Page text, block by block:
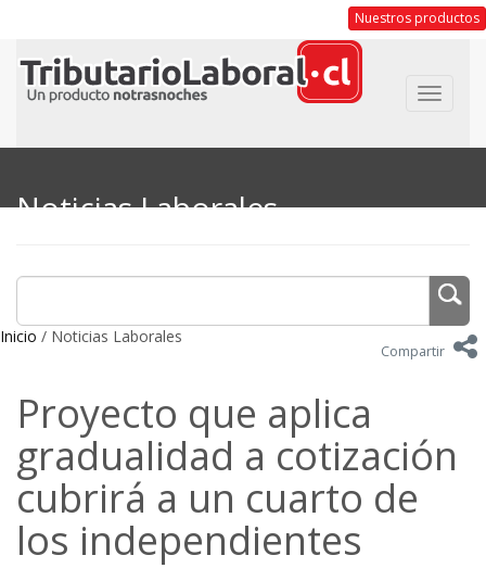
Nuestros productos
Toggle
Noticias Laborales
Inicio / Noticias Laborales
Compartir
Proyecto que aplica
gradualidad a cotización
cubrirá a un cuarto de
los independientes